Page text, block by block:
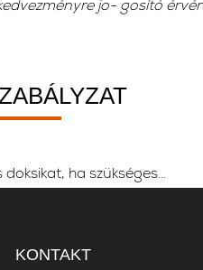
jo- gosító
ha szükséges…
KONTAKT